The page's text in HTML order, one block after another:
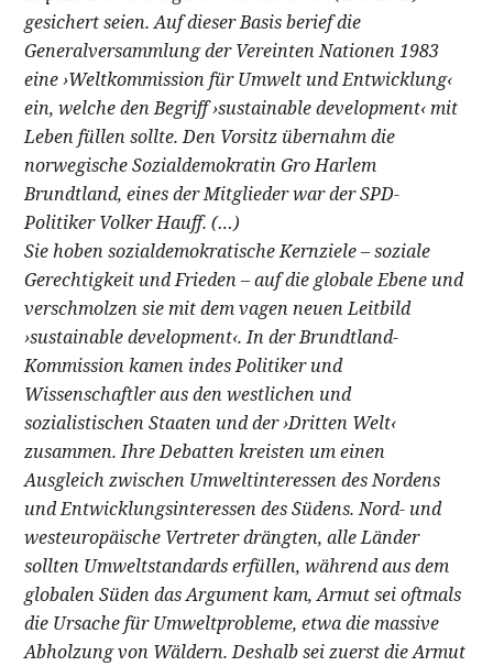
gesichert seien. Auf dieser Basis berief die
Generalversammlung der Vereinten Nationen 1983
eine ›Weltkommission für Umwelt und Entwicklung‹
ein, welche den Begriff ›sustainable development‹ mit
Leben füllen sollte. Den Vorsitz übernahm die
norwegische Sozialdemokratin Gro Harlem
Brundtland, eines der Mitglieder war der SPD-
Politiker Volker Hauff. (…)
Sie hoben sozialdemokratische Kernziele – soziale
Gerechtigkeit und Frieden – auf die globale Ebene und
verschmolzen sie mit dem vagen neuen Leitbild
›sustainable development‹. In der Brundtland-
Kommission kamen indes Politiker und
Wissenschaftler aus den westlichen und
sozialistischen Staaten und der ›Dritten Welt‹
zusammen. Ihre Debatten kreisten um einen
Ausgleich zwischen Umweltinteressen des Nordens
und Entwicklungsinteressen des Südens. Nord- und
westeuropäische Vertreter drängten, alle Länder
sollten Umweltstandards erfüllen, während aus dem
globalen Süden das Argument kam, Armut sei oftmals
die Ursache für Umweltprobleme, etwa die massive
Abholzung von Wäldern. Deshalb sei zuerst die Armut